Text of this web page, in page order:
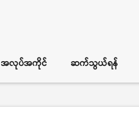
အလုပ်အကိုင် ဆက်သွယ်ရန်